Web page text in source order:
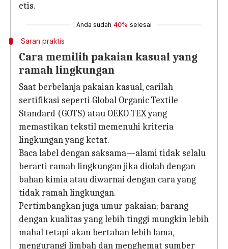
etis.
Anda sudah 40% selesai
Saran praktis
Cara memilih pakaian kasual yang
ramah lingkungan
Saat berbelanja pakaian kasual, carilah
sertifikasi seperti Global Organic Textile
Standard (GOTS) atau OEKO-TEX yang
memastikan tekstil memenuhi kriteria
lingkungan yang ketat.
Baca label dengan saksama—alami tidak selalu
berarti ramah lingkungan jika diolah dengan
bahan kimia atau diwarnai dengan cara yang
tidak ramah lingkungan.
Pertimbangkan juga umur pakaian; barang
dengan kualitas yang lebih tinggi mungkin lebih
mahal tetapi akan bertahan lebih lama,
mengurangi limbah dan menghemat sumber